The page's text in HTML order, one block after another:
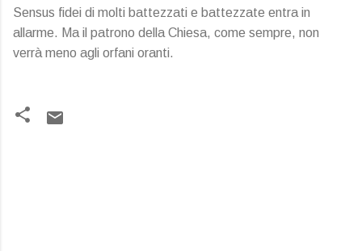
Sensus fidei di molti battezzati e battezzate entra in
allarme. Ma il patrono della Chiesa, come sempre, non
verrà meno agli orfani oranti.